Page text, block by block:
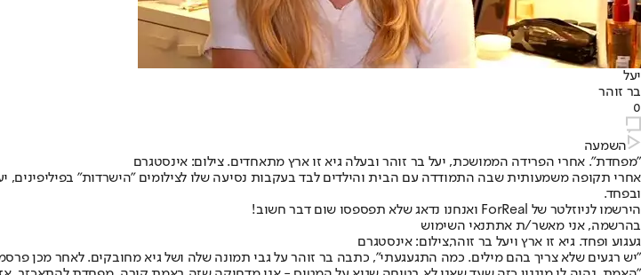
יעל
בר זוהר
0
השמעה
"מפחדת". אחרי הפרידה הממושכת, יעל בר זוהר ובעלה גיא זו ארץ מתאחדים. צילום: אינסטגרם
אחרי תקופה משמעותית שבה התמודדה עם הבית והילדים לבד בעקבות נסיעה שלו לצילומים "הישרדות"
ובפחד.
הירשמו לניוזלטר של ForReal ואנחנו נדאג שלא תפספסו שום דבר חשוב!
בהרשמה, אני מאשר/ת אתתנאי השימוש
געגוע ופחד. גיא זו ארץ ויעל בר זוהר,צילום: אינסטגרם
"יש רגעים שלא צריך בהם מילים. כמה התגעגעתי", כתבה בר זוהר על גבי תמונה שלה ושל גיא מחובקים. לאחר מכן